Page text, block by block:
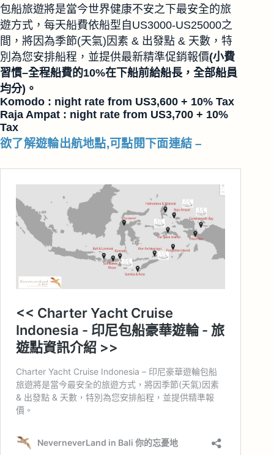
包船旅遊將是當今世界健康不安之下最安全的旅
遊方式，每天船費依船型自US3000-US25000之
間，將因為季節(天氣)因素 & 出發點 & 天數，特
別為您安排船程，並提供最新精準促銷報價(小費
習慣–全程船費的10%在下船前給船長，全部船員
均分)。
Komodo : night rate from US3,600 + 10% Tax
Raja Ampat : night rate from US3,700 + 10%
Tax
欲了解遊輪出航地點,可點閱下面連結 –